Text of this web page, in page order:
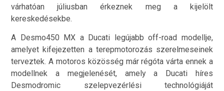
várhatóan júliusban érkeznek meg a kijelölt
kereskedésekbe.
A Desmo450 MX a Ducati legújabb off-road modellje,
amelyet kifejezetten a terepmotorozás szerelmeseinek
terveztek. A motoros közösség már régóta várta ennek a
modellnek a megjelenését, amely a Ducati híres
Desmodromic szelepvezérlési technológiáját